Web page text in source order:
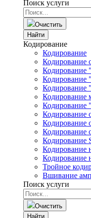
Поиск услуги
Очистить
Найти
Кодирование
Кодирование
Кодирование
Кодирование
Кодирование
Кодирование
Кодирование
Кодирование
Кодирование
Кодирование
Кодирование
Кодирование
Кодирование
Кодирование
Тройное
Вшивание
Поиск услуги
Очистить
Найти